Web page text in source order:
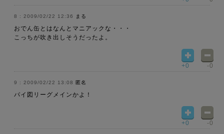
2009/02/22 12:36 まる
おでん缶とはなんとマニアックな・・・
こっちが吹き出しそうだったよ。
+0 -0
2009/02/22 13:08 匿名
パイ図リーグメインかよ！
+0 -0